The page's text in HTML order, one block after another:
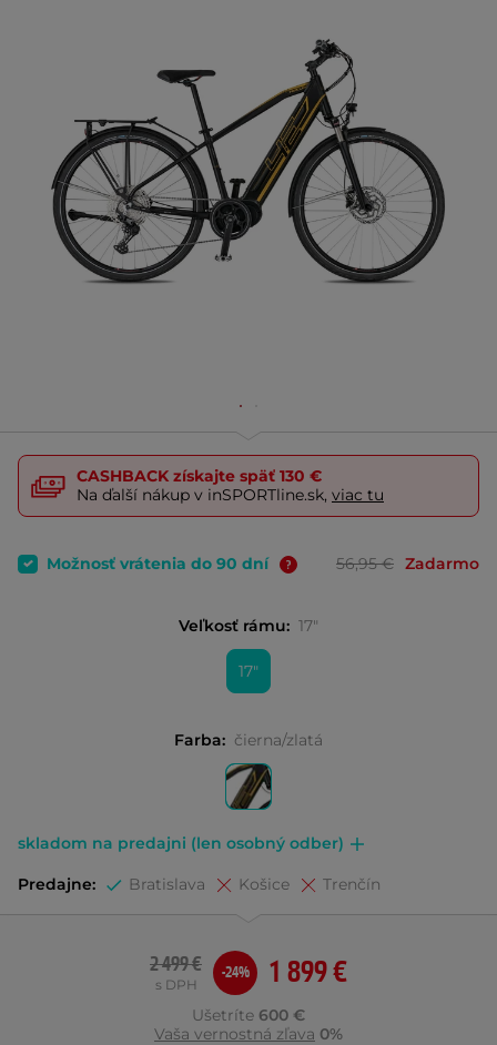
CASHBACK získajte späť 130 €
Na ďalší nákup v inSPORTline.sk, viac tu
Možnosť vrátenia do 90 dní 56,95 € Zadarmo
Veľkosť rámu: 17"
17"
Farba: čierna/zlatá
skladom na predajni (len osobný odber)
Predajne: Bratislava Košice Trenčín
1 899 €
2 499 €
s DPH
-24%
Ušetríte 600 €
Vaša vernostná zľava 0%